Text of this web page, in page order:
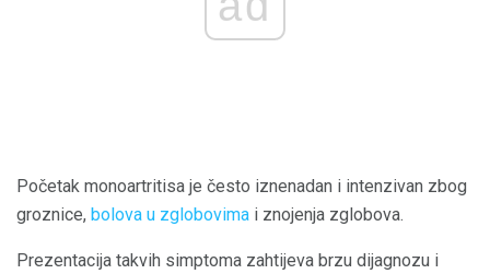
Početak monoartritisa je često iznenadan i intenzivan zbog
groznice, bolova u zglobovima i znojenja zglobova.
Prezentacija takvih simptoma zahtijeva brzu dijagnozu i